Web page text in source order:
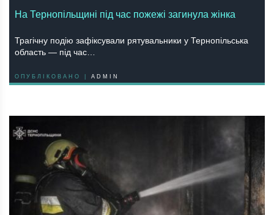
На Тернопільщині під час пожежі загинула жінка
Трагічну подію зафіксували рятувальники у Тернопільська
область — під час…
ОПУБЛІКОВАНО | ADMIN